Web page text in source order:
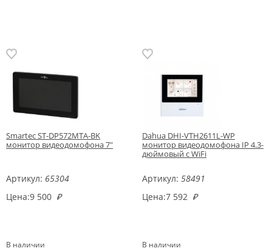
Smartec ST-DP572MTA-BK
монитор видеодомофона 7"
Артикул: 65304
Цена:9 500 ₽
В наличии
Dahua DHI-VTH2611L-WP
монитор видеодомофона IP 4.3-
дюймовый с WiFi
Артикул: 58491
Цена:7 592 ₽
В наличии